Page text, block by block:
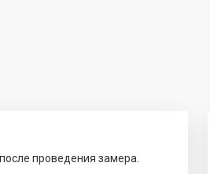
проведения замера.